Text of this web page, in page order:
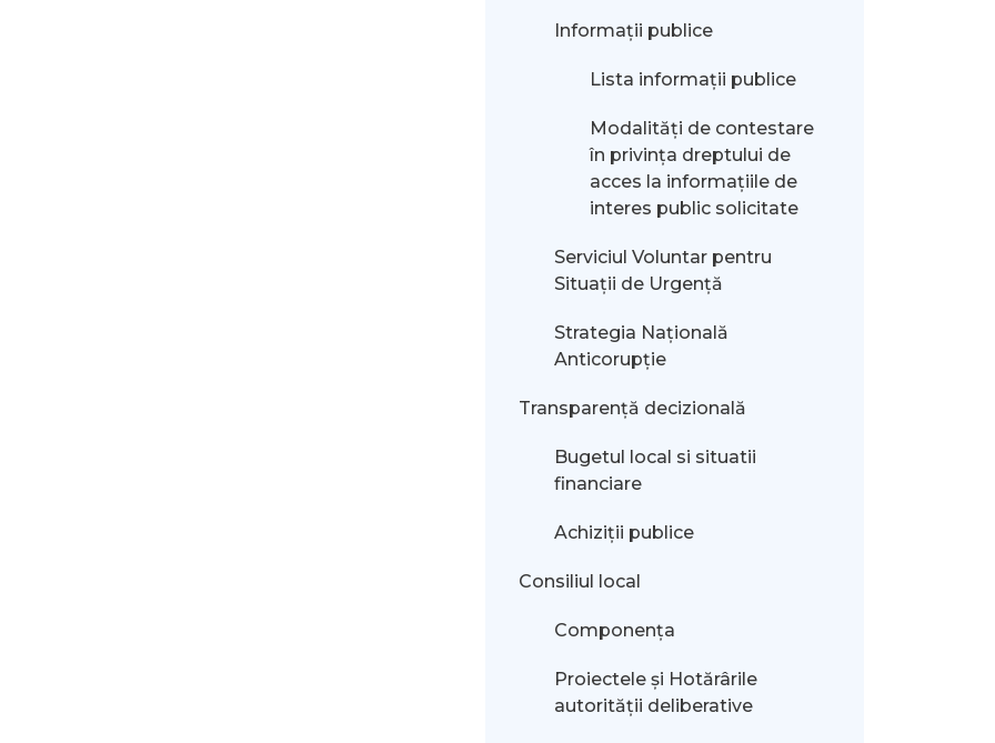
Informații publice
Lista informații publice
Modalităţi de contestare
în privinţa dreptului de
acces la informaţiile de
interes public solicitate
Serviciul Voluntar pentru
Situații de Urgență
Strategia Națională
Anticorupție
Transparență decizională
Bugetul local si situatii
financiare
Achiziții publice
Consiliul local
Componența
Proiectele și Hotărârile
autorității deliberative